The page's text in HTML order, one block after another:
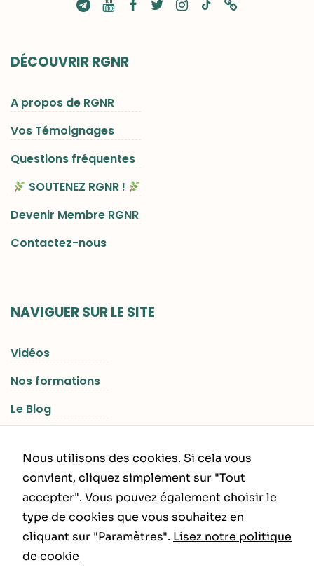
DÉCOUVRIR RGNR
A propos de RGNR
Vos Témoignages
Questions fréquentes
SOUTENEZ RGNR !
Devenir Membre RGNR
Contactez-nous
NAVIGUER SUR LE SITE
Vidéos
Nos formations
Le Blog
INFORMATIONS LÉGALES
Politique de Confidentialité
Nous utilisons des cookies. Si cela vous
convient, cliquez simplement sur "Tout
accepter". Vous pouvez également choisir le
type de cookies que vous souhaitez en
cliquant sur "Paramètres". Lisez notre politique
de cookie